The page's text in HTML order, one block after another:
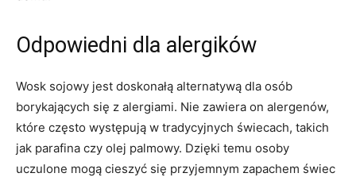
Odpowiedni dla⁤ alergików
Wosk sojowy ⁣jest doskonałą alternatywą dla⁤ osób
⁤borykających się z alergiami. ⁤Nie zawiera on alergenów,
które często​ występują w tradycyjnych świecach, takich⁤
jak ​parafina czy ‌olej palmowy. Dzięki temu osoby
uczulone mogą cieszyć się przyjemnym zapachem‍ świec